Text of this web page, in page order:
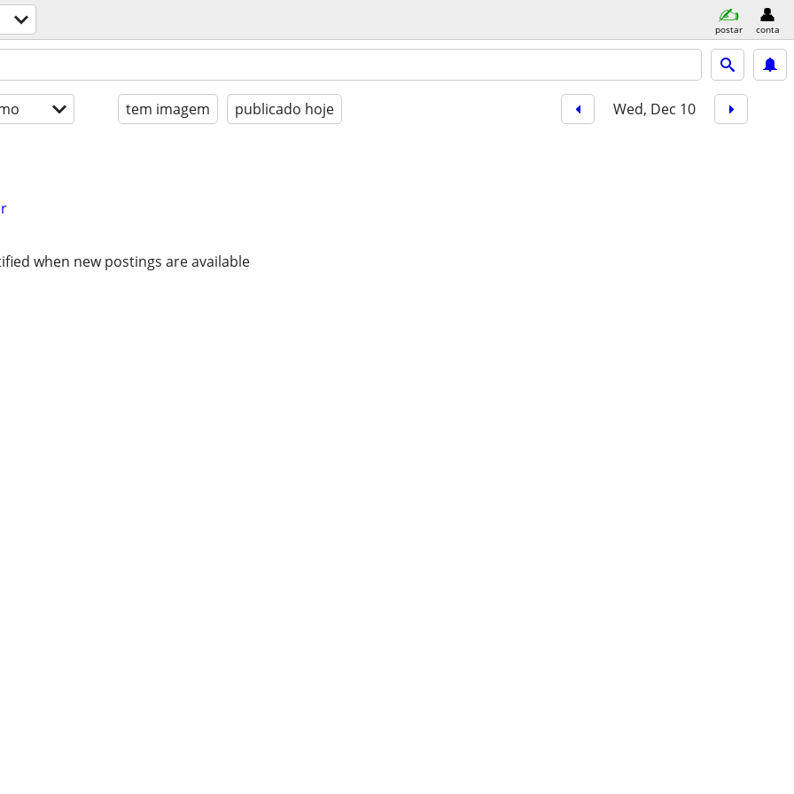
postar conta
tem imagem publicado hoje Wed, Dec 10
when new postings are available